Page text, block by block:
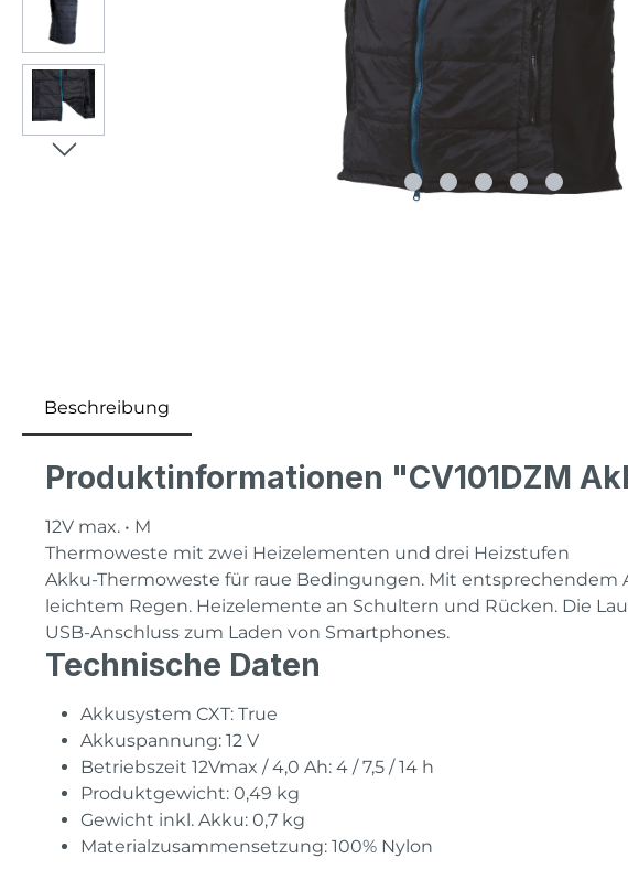
Beschreibung
Produktinformationen "CV101DZM
12V max. • M
Thermoweste mit zwei Heizelementen und drei Heizstufen
Akku-Thermoweste für raue Bedingungen. Mit entsprechendem
leichtem Regen. Heizelemente an Schultern und Rücken. Die
USB-Anschluss zum Laden von Smartphones.
Technische Daten
Akkusystem CXT: True
Akkuspannung: 12 V
Betriebszeit 12Vmax / 4,0 Ah: 4 / 7,5 / 14 h
Produktgewicht: 0,49 kg
Gewicht inkl. Akku: 0,7 kg
Materialzusammensetzung: 100% Nylon